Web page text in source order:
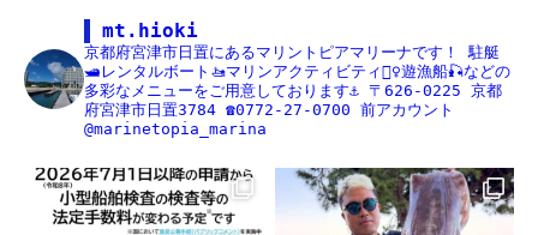
mt.hioki
京都府宮津市日置にあるマリントピアマリーナです！
駐艇
🛥レンタルボート🚤マリンアクティビティ🏄‍♀️遊漁船🎣などの
多彩なメニューをご用意しております⚓️ 〒626-0225 京都
府宮津市日置3784 ☎️0772-27-0700 前アカウント
@marinetopia_marina